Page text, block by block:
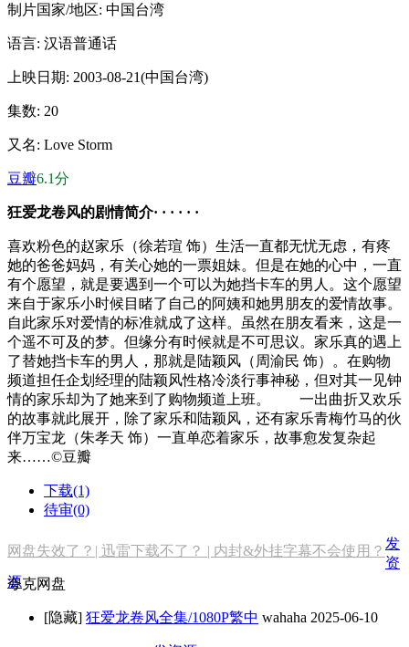
制片国家/地区: 中国台湾
语言: 汉语普通话
上映日期: 2003-08-21(中国台湾)
集数: 20
又名: Love Storm
豆瓣6.1分
狂爱龙卷风的剧情简介· · · · · ·
喜欢粉色的赵家乐（徐若瑄 饰）生活一直都无忧无虑，有疼
她的爸爸妈妈，有关心她的一票姐妹。但是在她的心中，一直
有个愿望，就是要遇到一个可以为她挡卡车的男人。这个愿望
来自于家乐小时候目睹了自己的阿姨和她男朋友的爱情故事。
自此家乐对爱情的标准就成了这样。虽然在朋友看来，这是一
个遥不可及的梦。但缘分有时候就是不可思议。家乐真的遇上
了替她挡卡车的男人，那就是陆颖风（周渝民 饰）。在购物
频道担任企划经理的陆颖风性格冷淡行事神秘，但对其一见钟
情的家乐却为了她来到了购物频道上班。 一出曲折又欢乐
的故事就此展开，除了家乐和陆颖风，还有家乐青梅竹马的伙
伴万宝龙（朱孝天 饰）一直单恋着家乐，故事愈发复杂起
来……©豆瓣
下载(1)
待审(0)
网盘失效了？| 迅雷下载不了？ | 内封&外挂字幕不会使用？ 发
资
源
夸克网盘
[隐藏] 狂爱龙卷风全集/1080P繁中 wahaha 2025-06-10